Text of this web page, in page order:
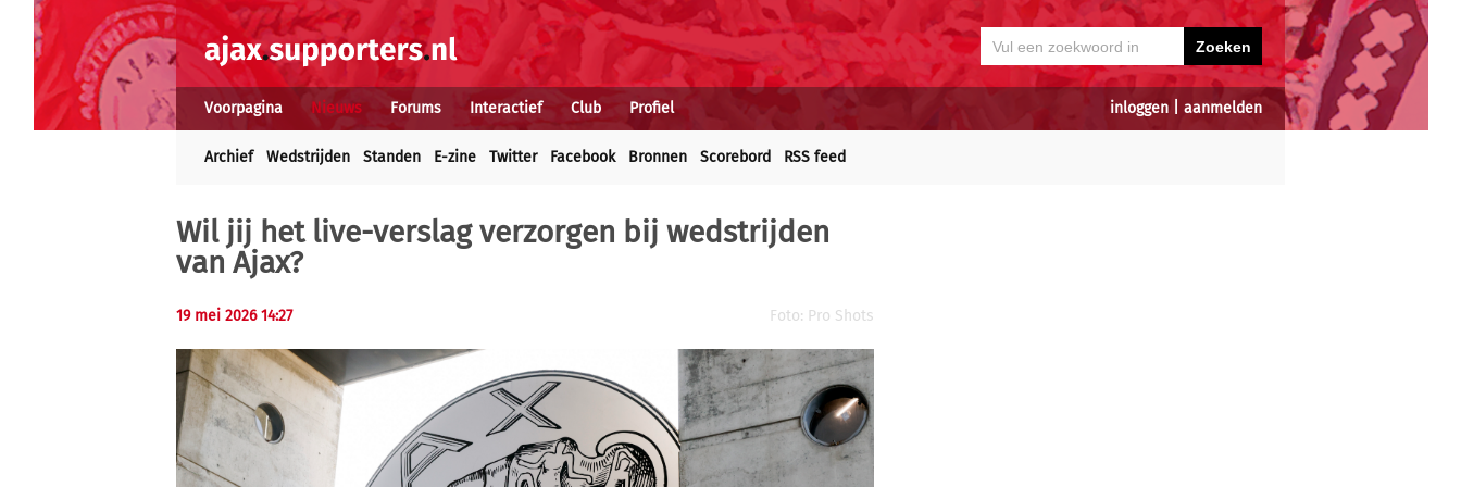
inloggen aanmelden
Voorpagina Nieuws Forums Interactief Club Profiel
Archief Wedstrijden Standen E-zine Twitter Facebook Bronnen Scorebord RSS feed
Wil jij het live-verslag verzorgen bij wedstrijden
van Ajax?
19 mei 2026 14:27 Foto: Pro Shots